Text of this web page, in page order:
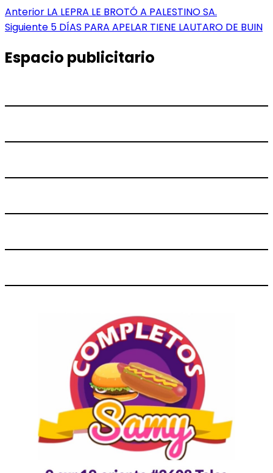
Navegación
de
entradas
Anterior Entrada
anterior:
LA LEPRA LE BROTÓ A PALESTINO SA.
Siguiente Entrada
5 DÍAS PARA APELAR TIENE LAUTARO DE BUIN
Espacio publicitario